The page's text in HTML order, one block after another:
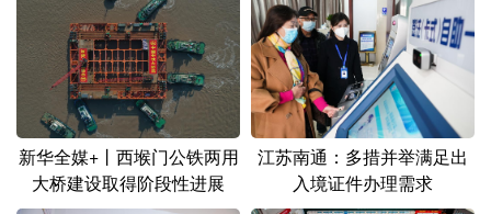
Deutsch Português
新华全媒+丨西堠门公铁两用
大桥建设取得阶段性进展
江苏南通：多措并举满足出
入境证件办理需求